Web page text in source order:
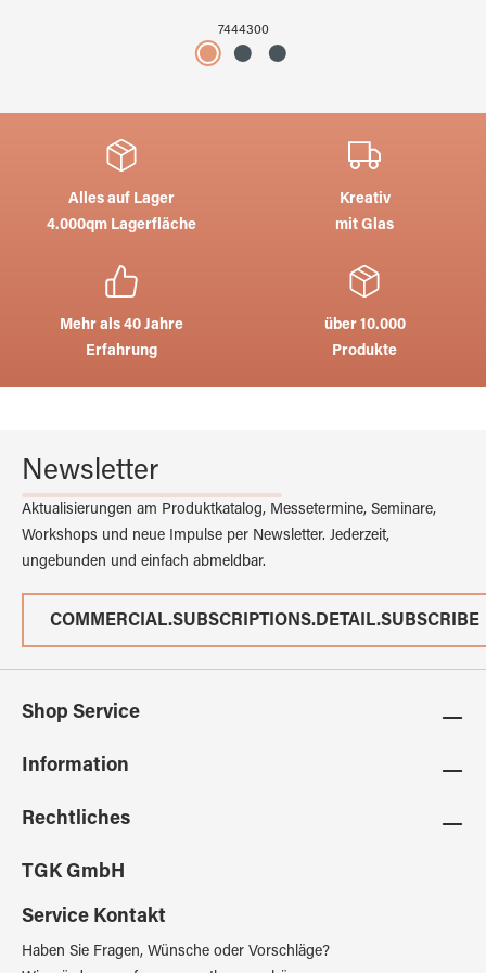
7444300
Alles auf Lager
4.000qm Lagerfläche
Kreativ
mit Glas
Mehr als 40 Jahre
Erfahrung
über 10.000
Produkte
Newsletter
Aktualisierungen am Produktkatalog, Messetermine, Seminare,
Workshops und neue Impulse per Newsletter. Jederzeit,
ungebunden und einfach abmeldbar.
COMMERCIAL.SUBSCRIPTIONS.DETAIL.SUBSCRIBE
Shop Service
Information
Rechtliches
TGK GmbH
Service Kontakt
Haben Sie Fragen, Wünsche oder Vorschläge?